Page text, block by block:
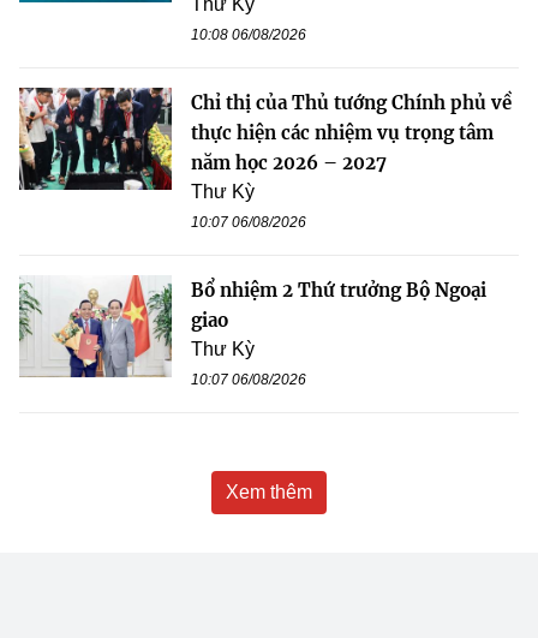
Thư Kỳ
10:08 06/08/2026
Chỉ thị của Thủ tướng Chính phủ về
thực hiện các nhiệm vụ trọng tâm
năm học 2026 – 2027
Thư Kỳ
10:07 06/08/2026
Bổ nhiệm 2 Thứ trưởng Bộ Ngoại
giao
Thư Kỳ
10:07 06/08/2026
Xem thêm